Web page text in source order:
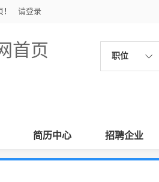
请登录
首页 职位
简历中心 招聘企业